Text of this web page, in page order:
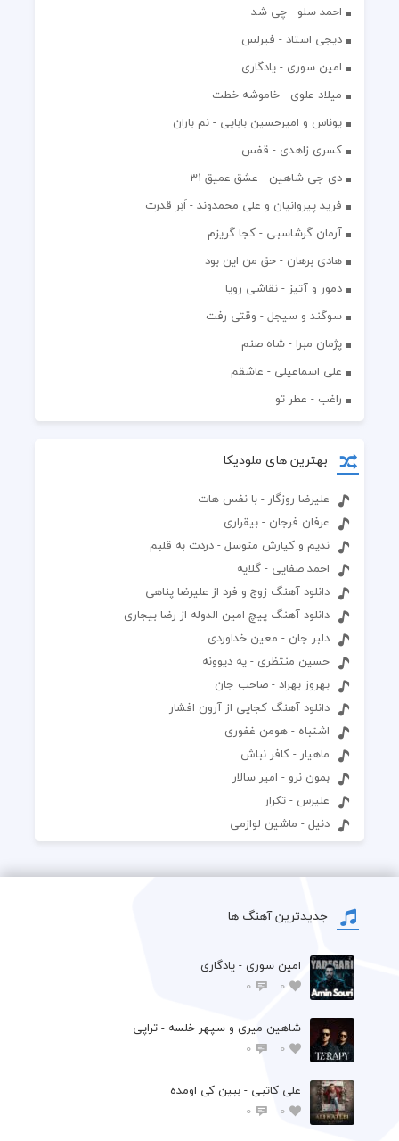
احمد سلو - چی شد
دیجی استاد - فیرلس
امین سوری - یادگاری
میلاد علوی - خاموشه خطت
یوناس و امیرحسین بابایی - نم باران
کسری زاهدی - قفس
دی جی شاهین - عشق عمیق 31
فرید پیروانیان و علی محمدوند - اَبَر قدرت
آرمان گرشاسبی - کجا گریزم
هادی برهان - حق من این بود
دمور و آتیز - نقاشی رویا
سوگند و سیجل - وقتی رفت
پژمان مبرا - شاه صنم
علی اسماعیلی - عاشقم
راغب - عطر تو
بهترین های ملودیکا
علیرضا روزگار - با نفس هات
عرفان فرجان - بیقراری
ندیم و کیارش متوسل - دردت به قلبم
احمد صفایی - گلایه
دانلود آهنگ زوج و فرد از علیرضا پناهی
دانلود آهنگ پیچ امین الدوله از رضا بیجاری
دلبر جان - معین خداوردی
حسین منتظری - یه دیوونه
بهروز بهراد - صاحب جان
دانلود آهنگ کجایی از آرون افشار
اشتباه - هومن غفوری
ماهیار - کافر نباش
بمون نرو - امیر سالار
علیرس - تکرار
دنیل - ماشین لوازمی
جدیدترین آهنگ ها
امین سوری - یادگاری
0
0
شاهین میری و سپهر خلسه - تراپی
0
0
علی کاتبی - ببین کی اومده
0
0